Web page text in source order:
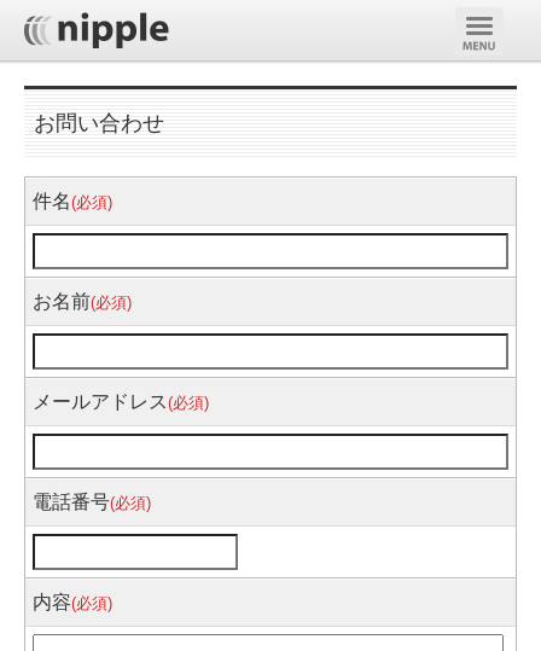
お問い合わせ
件名(必須)
お名前(必須)
メールアドレス (必須)
電話番号(必須)
内容(必須)